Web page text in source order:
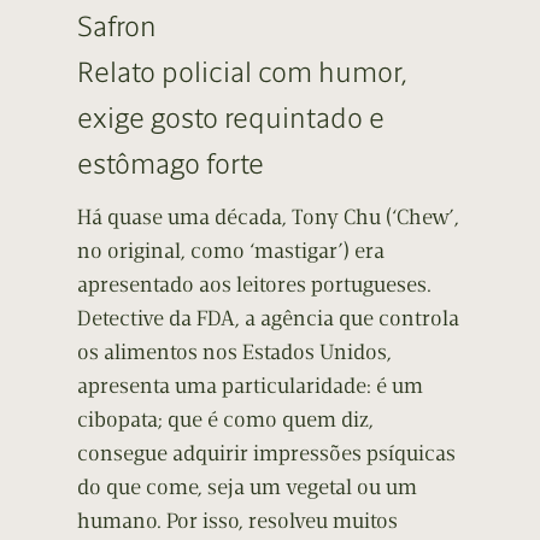
Safron
Relato policial com humor,
exige gosto requintado e
estômago forte
Há quase uma década, Tony Chu (‘Chew’,
no original, como ‘mastigar’) era
apresentado aos leitores portugueses.
Detective da FDA, a agência que controla
os alimentos nos Estados Unidos,
apresenta uma particularidade: é um
cibopata; que é como quem diz,
consegue adquirir impressões psíquicas
do que come, seja um vegetal ou um
humano. Por isso, resolveu muitos